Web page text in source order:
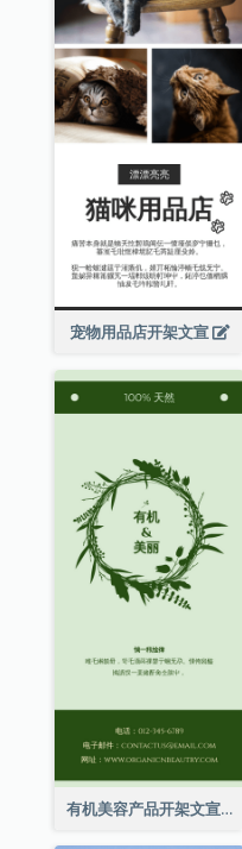
宠物用品店开架文宣
有机美容产品开架文宣